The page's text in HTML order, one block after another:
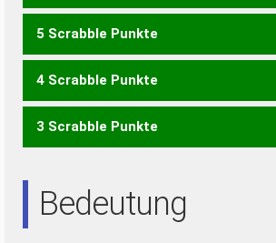
ZEH ERZE REIZ ZIER
5 Scrabble Punkte
ERZ EHER EHRE HEER
4 Scrabble Punkte
EHE EHR HER HIE IHR
3 Scrabble Punkte
Bedeutung